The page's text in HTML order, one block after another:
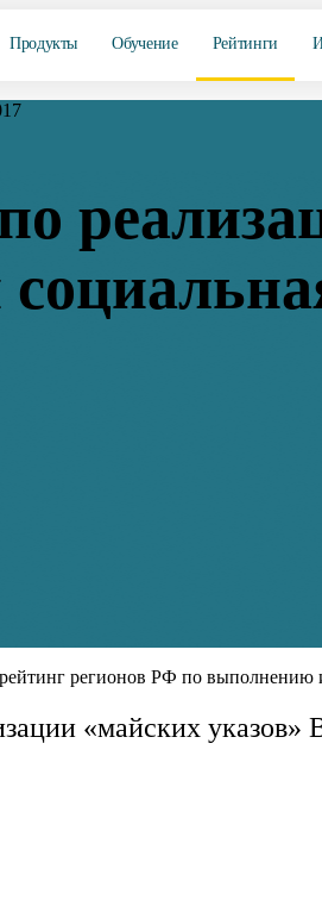
Продукты Обучение Рейтинги
регионов РФ по
«майских указов»